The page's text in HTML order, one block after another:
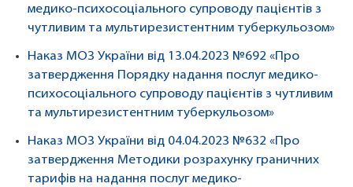
медико-психосоціального супроводу пацієнтів з
чутливим та мультирезистентним туберкульозом»
Наказ МОЗ України від 13.04.2023 №692 «Про
затвердження Порядку надання послуг медико-
психосоціального супроводу пацієнтів з чутливим
та мультирезистентним туберкульозом»
Наказ МОЗ України від 04.04.2023 №632 «Про
затвердження Методики розрахунку граничних
тарифів на надання послуг медико-